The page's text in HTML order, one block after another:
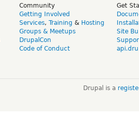
Community
Getting Involved
Services, Training & Hosting
Groups & Meetups
DrupalCon
Code of Conduct
Get
Site
Drupal is a